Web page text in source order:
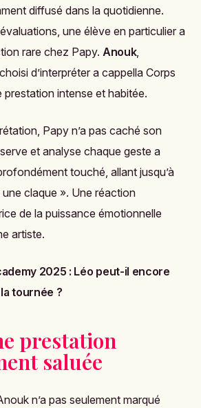
diffusé dans la quotidienne.
une élève en particulier a
rare chez Papy. Anouk,
d’interpréter a cappella Corps
prestation intense et habitée.
Papy n’a pas caché son
et analyse chaque geste a
touché, allant jusqu’à
une claque ». Une réaction
de la puissance émotionnelle
artiste.
2025 : Léo peut-il encore
tournée ?
prestation
saluée
n’a pas seulement marqué